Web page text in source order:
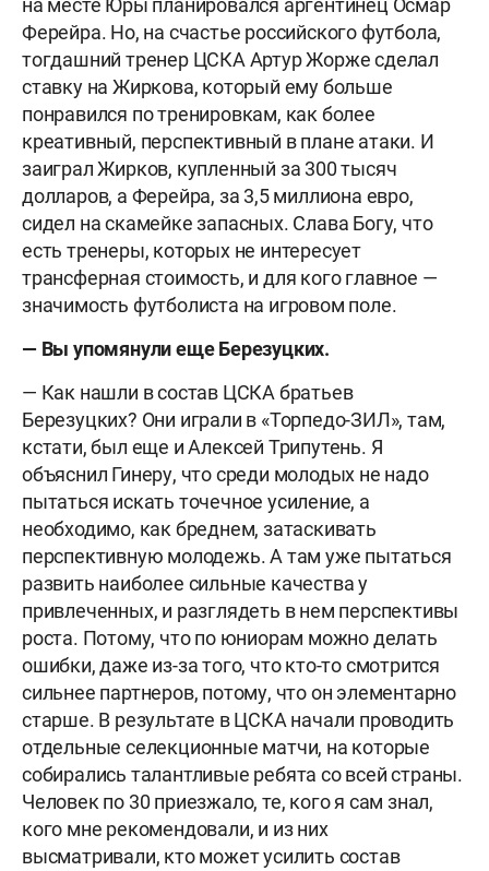
на месте Юры планировался аргентинец Осмар
Ферейра. Но, на счастье российского футбола,
тогдашний тренер ЦСКА Артур Жорже сделал
ставку на Жиркова, который ему больше
понравился по тренировкам, как более
креативный, перспективный в плане атаки. И
заиграл Жирков, купленный за 300 тысяч
долларов, а Ферейра, за 3,5 миллиона евро,
сидел на скамейке запасных. Слава Богу, что
есть тренеры, которых не интересует
трансферная стоимость, и для кого главное —
значимость футболиста на игровом поле.
— Вы упомянули еще Березуцких.
— Как нашли в состав ЦСКА братьев
Березуцких? Они играли в «Торпедо-ЗИЛ», там,
кстати, был еще и Алексей Трипутень. Я
объяснил Гинеру, что среди молодых не надо
пытаться искать точечное усиление, а
необходимо, как бреднем, затаскивать
перспективную молодежь. А там уже пытаться
развить наиболее сильные качества у
привлеченных, и разглядеть в нем перспективы
роста. Потому, что по юниорам можно делать
ошибки, даже из-за того, что кто-то смотрится
сильнее партнеров, потому, что он элементарно
старше. В результате в ЦСКА начали проводить
отдельные селекционные матчи, на которые
собирались талантливые ребята со всей страны.
Человек по 30 приезжало, те, кого я сам знал,
кого мне рекомендовали, и из них
высматривали, кто может усилить состав